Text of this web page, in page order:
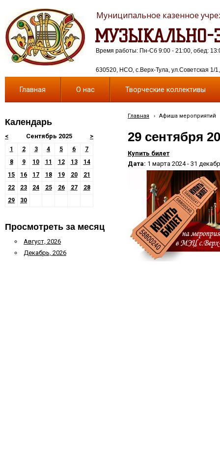
МУЗЫКАЛЬНО-
Муниципальное казенное
630520, НСО, с.Верх-Тула, ул.Советская 1/
Время работы: Пн-Сб 9:00 - 21:00, обед:
Главная О нас Творческие коллективы
Календарь
< >
Сентябрь 2025
1 2 3 4 5 6
7
8
9 10 11 12 13
14
15
16 17 18 19 20
21
22
23 24 25 26 27
28
29
30
Просмотреть за месяц
Август, 2026
Декабрь, 2026
Главная › Афиша мероприятий
29 сентября
Купить билет
Дата: 1 марта 2024 - 31